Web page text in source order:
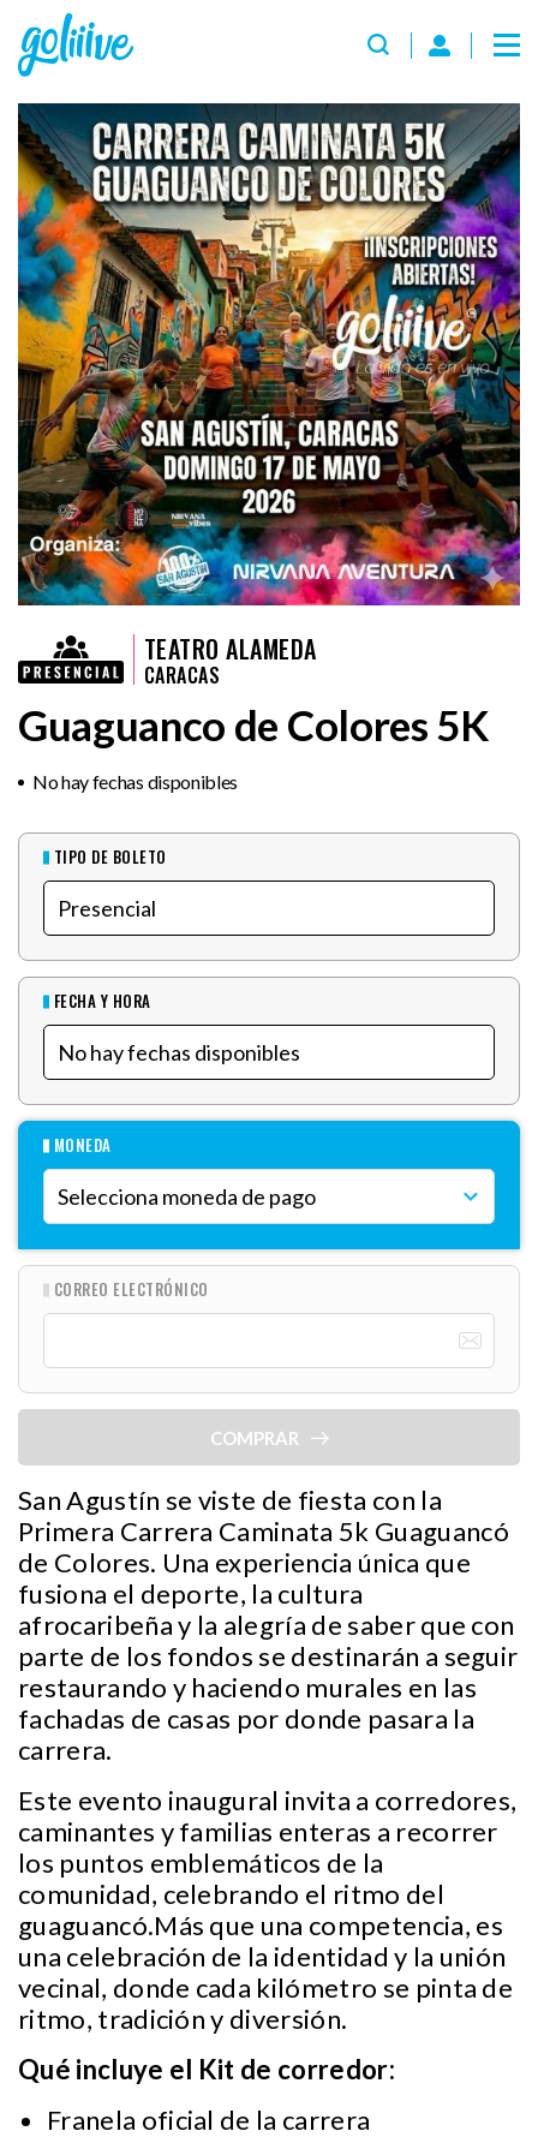
TEATRO ALAMEDA
CARACAS
Guaguanco de Colores 5K
No hay fechas disponibles
TIPO DE BOLETO
FECHA Y HORA
MONEDA
CORREO ELECTRÓNICO
COMPRAR
San Agustín se viste de fiesta con la
Primera Carrera Caminata 5k Guaguancó
de Colores. Una experiencia única que
fusiona el deporte, la cultura
afrocaribeña y la alegría de saber que con
parte de los fondos se destinarán a seguir
restaurando y haciendo murales en las
fachadas de casas por donde pasara la
carrera.
Este evento inaugural invita a corredores,
caminantes y familias enteras a recorrer
los puntos emblemáticos de la
comunidad, celebrando el ritmo del
guaguancó.Más que una competencia, es
una celebración de la identidad y la unión
vecinal, donde cada kilómetro se pinta de
ritmo, tradición y diversión.
Qué incluye el Kit de corredor:
Franela oficial de la carrera